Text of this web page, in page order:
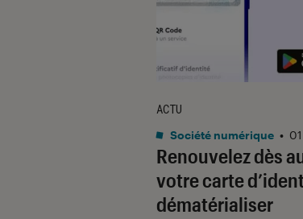
Renouvelez dès
votre carte
dématérialiser
ACTU
Société numérique •